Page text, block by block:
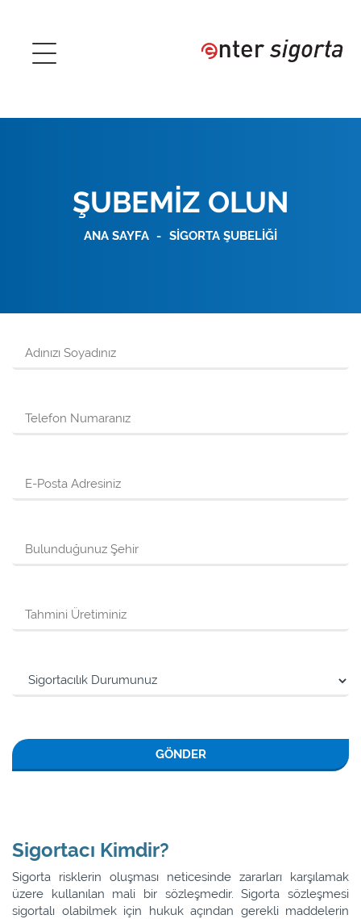
ŞUBEMİZ OLUN
ANA SAYFA SİGORTA ŞUBELİĞİ
GÖNDER
Sigortacı Kimdir?
Sigorta risklerin oluşması neticesinde zararları karşılamak
üzere kullanılan mali bir sözleşmedir. Sigorta sözleşmesi
sigortalı olabilmek için hukuk açından gerekli maddelerin